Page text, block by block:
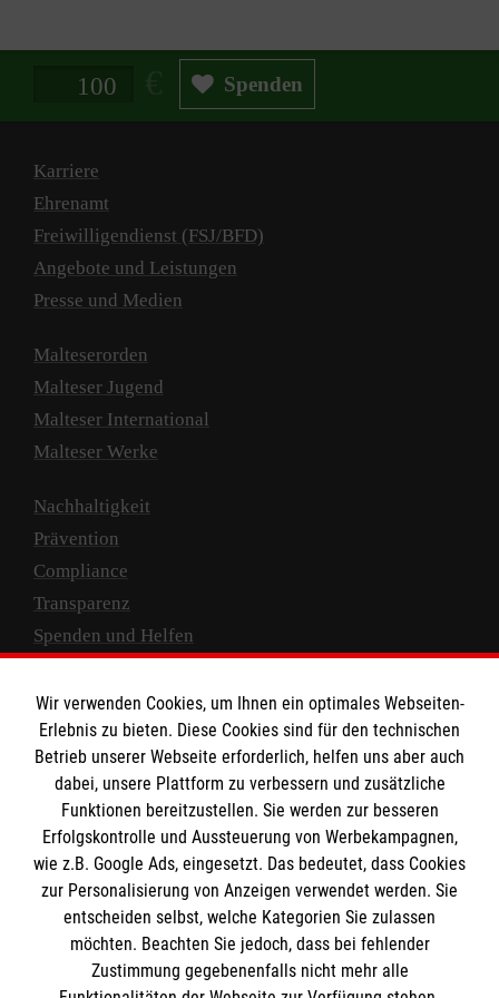
Spendenbetrag in Euro Spenden
Karriere
Ehrenamt
Freiwilligendienst (FSJ/BFD)
Angebote und Leistungen
Presse und Medien
Malteserorden
Malteser Jugend
Malteser International
Malteser Werke
Nachhaltigkeit
Prävention
Compliance
Transparenz
Spenden und Helfen
Empfänger: Malteser Hilfsdienst e.V.
IBAN: DE10 3706 0120 1201 2000 12
BIC: GENODED 1PA7
Wir verwenden Cookies, um Ihnen ein optimales Webseiten-
Erlebnis zu bieten. Diese Cookies sind für den technischen
Betrieb unserer Webseite erforderlich, helfen uns aber auch
dabei, unsere Plattform zu verbessern und zusätzliche
Funktionen bereitzustellen. Sie werden zur besseren
Erfolgskontrolle und Aussteuerung von Werbekampagnen,
wie z.B. Google Ads, eingesetzt. Das bedeutet, dass Cookies
zur Personalisierung von Anzeigen verwendet werden. Sie
entscheiden selbst, welche Kategorien Sie zulassen
möchten. Beachten Sie jedoch, dass bei fehlender
Zustimmung gegebenenfalls nicht mehr alle